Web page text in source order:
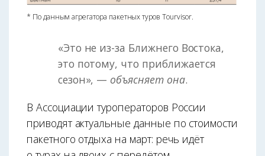
* По данным агрегатора пакетных туров Tourvisor.
«Это не из-за Ближнего Востока,
это потому, что приближается
сезон», — объясняет она.
В Ассоциации туроператоров России
приводят актуальные данные по стоимости
пакетного отдыха на март: речь идёт